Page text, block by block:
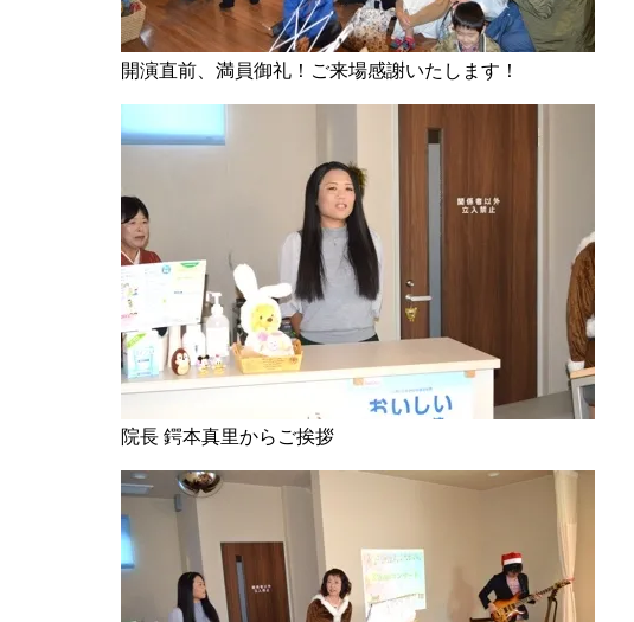
開演直前、満員御礼！ご来場感謝いたします！
院長 鍔本真里からご挨拶